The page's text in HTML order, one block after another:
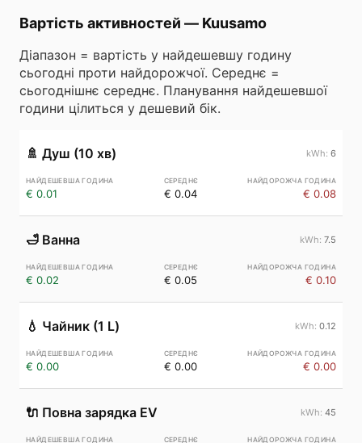
Вартість активностей — Kuusamo
Діапазон = вартість у найдешевшу годину
сьогодні проти найдорожчої. Середнє =
сьогоднішнє середнє. Планування найдешевшої
години цілиться у дешевий бік.
🚿 Душ (10 хв) 6
€ 0.01 € 0.04 € 0.08
🛁 Ванна 7.5
€ 0.02 € 0.05 € 0.10
💧 Чайник (1 L) 0.12
€ 0.00 € 0.00 € 0.00
🔌 Повна зарядка EV 45